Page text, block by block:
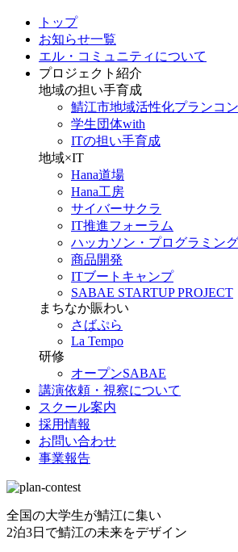
トップ
お知らせ一覧
エル・コミュニティについて
プロジェクト紹介
地域の担い手育成
鯖江市地域活性化プランコ
学生団体with
ITの担い手育成
地域×IT
Hana道場
Hana工房
サイバーサクラ
IT推進フォーラム
ハッカソン・プログラミン
商品開発
ITブートキャンプ
SABAE STARTUP PROJECT
まちなか賑わい
さばぷら
La Tempo
研修
オープンSABAE
講演依頼・視察について
スクール案内
採用情報
お問い合わせ
事業報告
全国の大学生が鯖江に集い
2泊3日で鯖江の未来をデザイン